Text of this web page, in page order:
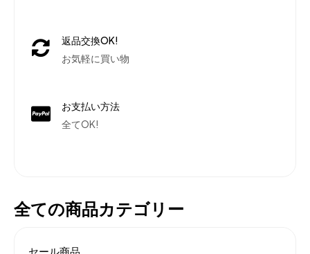
返品交換OK!
お気軽に買い物
お支払い方法
全てOK!
全ての商品カテゴリー
セール商品